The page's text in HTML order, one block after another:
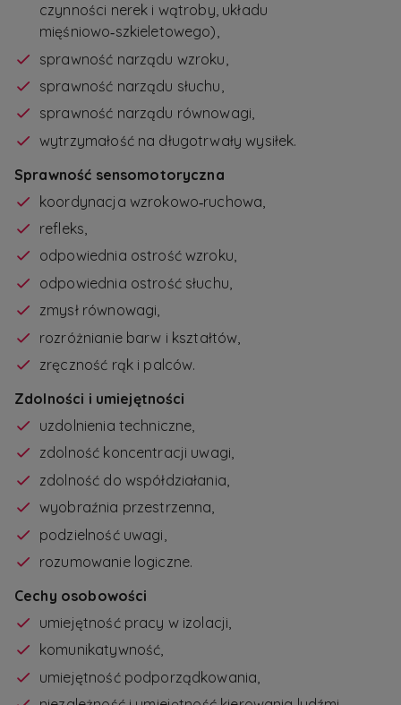
czynności nerek i wątroby, układu
mięśniowo‑szkieletowego),
sprawność narządu wzroku,
sprawność narządu słuchu,
sprawność narządu równowagi,
wytrzymałość na długotrwały wysiłek.
Sprawność sensomotoryczna
koordynacja wzrokowo‑ruchowa,
refleks,
odpowiednia ostrość wzroku,
odpowiednia ostrość słuchu,
zmysł równowagi,
rozróżnianie barw i kształtów,
zręczność rąk i palców.
Zdolności i umiejętności
uzdolnienia techniczne,
zdolność koncentracji uwagi,
zdolność do współdziałania,
wyobraźnia przestrzenna,
podzielność uwagi,
rozumowanie logiczne.
Cechy osobowości
umiejętność pracy w izolacji,
komunikatywność,
umiejętność podporządkowania,